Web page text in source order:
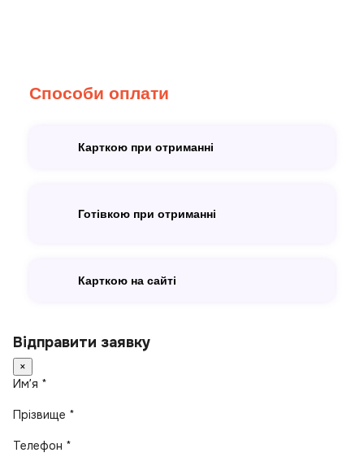
Способи оплати
Карткою при отриманні
Готівкою при отриманні
Карткою на сайті
Відправити заявку
×
Имʼя *
Прізвище *
Телефон *